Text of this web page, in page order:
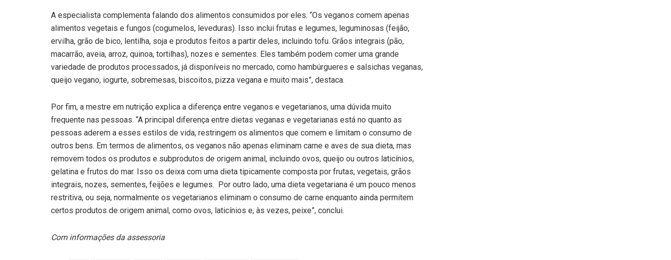
A especialista complementa falando dos alimentos consumidos por eles. “Os veganos comem apenas
alimentos vegetais e fungos (cogumelos, leveduras). Isso inclui frutas e legumes, leguminosas (feijão,
ervilha, grão de bico, lentilha, soja e produtos feitos a partir deles, incluindo tofu. Grãos integrais (pão,
macarrão, aveia, arroz, quinoa, tortilhas), nozes e sementes. Eles também podem comer uma grande
variedade de produtos processados, já disponíveis no mercado, como hambúrgueres e salsichas veganas,
queijo vegano, iogurte, sobremesas, biscoitos, pizza vegana e muito mais”, destaca.
Por fim, a mestre em nutrição explica a diferença entre veganos e vegetarianos, uma dúvida muito
frequente nas pessoas. “A principal diferença entre dietas veganas e vegetarianas está no quanto as
pessoas aderem a esses estilos de vida, restringem os alimentos que comem e limitam o consumo de
outros bens. Em termos de alimentos, os veganos não apenas eliminam carne e aves de sua dieta, mas
removem todos os produtos e subprodutos de origem animal, incluindo ovos, queijo ou outros laticínios,
gelatina e frutos do mar. Isso os deixa com uma dieta tipicamente composta por frutas, vegetais, grãos
integrais, nozes, sementes, feijões e legumes. Por outro lado, uma dieta vegetariana é um pouco menos
restritiva, ou seja, normalmente os vegetarianos eliminam o consumo de carne enquanto ainda permitem
certos produtos de origem animal, como ovos, laticínios e, às vezes, peixe”, conclui.
Com informações da assessoria